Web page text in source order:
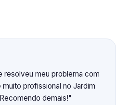
resolveu meu problema com
profissional no Jardim
demais!